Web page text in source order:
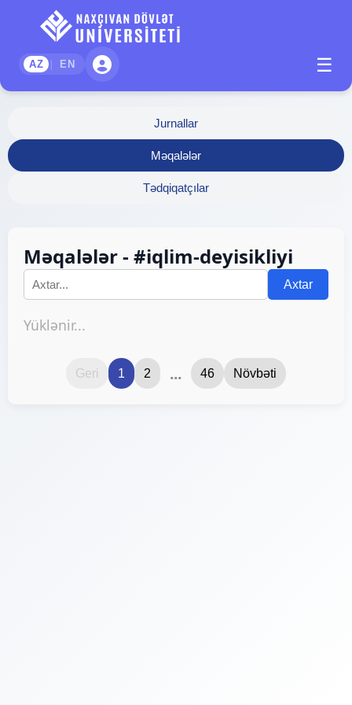
AZ | EN ☰
Jurnallar
Məqalələr
Tədqiqatçılar
Məqalələr - #iqlim-deyisikliyi
Axtar
Yüklənir...
Geri 1 2 ... 46 Növbəti